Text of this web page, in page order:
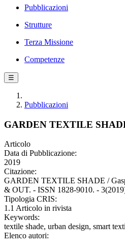
Pubblicazioni
Strutture
Terza Missione
Competenze
☰
Pubblicazioni
GARDEN TEXTILE
Articolo
Data di Pubblicazione:
2019
Citazione:
GARDEN TEXTILE SHADE /
& OUT. - ISSN 1828-9010. -
Tipologia CRIS:
1.1 Articolo in rivista
Keywords:
textile shade, urban design, smart
Elenco autori: